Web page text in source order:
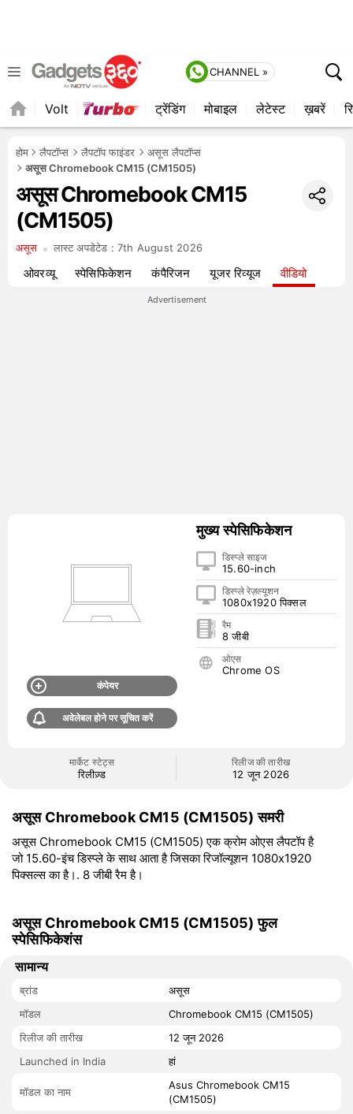
CHANNEL »
Volt ट्रेंडिंग मोबाइल लेटेस्ट ख़बरें
होम लैपटॉप्स लैपटॉप फाइंडर
असूस लैपटॉप्स
असूस Chromebook CM15 (CM1505)
असूस Chromebook CM15
(CM1505)
असूस लास्ट अपडेटेड : 7th August 2026
ओवरव्यू स्पेसिफिकेशन कंपैरिजन यूजर रिव्यूज वीडियो
Advertisement
कंपेयर
अवेलेबल होने पर सूचित करें
मुख्य स्पेसिफिकेशन
डिस्प्ले साइज
15.60-inch
डिस्प्ले रेज़ल्यूशन
1080x1920 पिक्सल
रैम
8 जीबी
ओएस
Chrome OS
मार्केट स्टेट्स
रिलीज़्ड
रिलीज की तारीख
12 जून 2026
असूस Chromebook CM15 (CM1505) समरी
असूस Chromebook CM15 (CM1505) एक क्रोम ओएस लैपटॉप है
जो 15.60-इंच डिस्प्ले के साथ आता है जिसका रिजॉल्यूशन 1080x1920
पिक्सल्स का है।. 8 जीबी रैम है।
असूस Chromebook CM15 (CM1505) फुल
स्पेसिफिकेशंस
सामान्य
ब्रांड
असूस
मॉडल
Chromebook CM15 (CM1505)
रिलीज की तारीख
12 जून 2026
Launched in India
हां
मॉडल का नाम
Asus Chromebook CM15
(CM1505)